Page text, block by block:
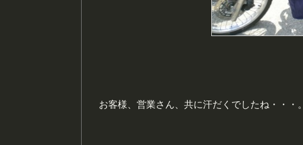
お客様、営業さん、共に汗だくでしたね・・・。